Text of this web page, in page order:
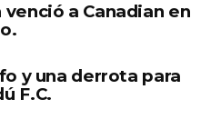
venció a Canadian en
y una derrota para
F.C.